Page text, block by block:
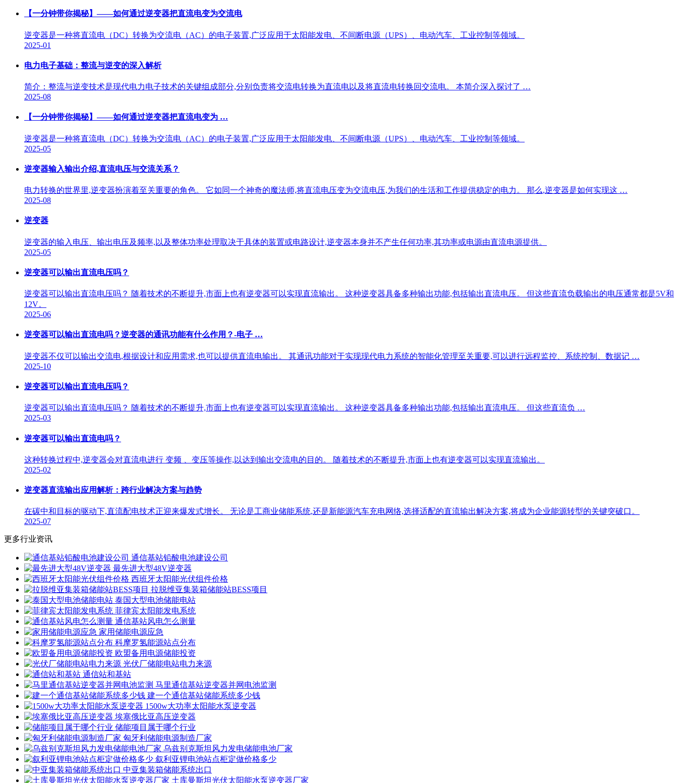
【一分钟带你揭秘】——如何通过逆变器把直流电变为交流电
逆变器是一种将直流电（DC）转换为交流电（AC）的电子装置,广泛应用于太阳能发电、不间断电源（UPS）、电动汽车、工业控制等领域。
2025-01
电力电子基础：整流与逆变的深入解析
简介：整流与逆变技术是现代电力电子技术的关键组成部分,分别负责将交流电转换为直流电以及将直流电转换回交流电。 本简介深入探讨了 …
2025-08
【一分钟带你揭秘】——如何通过逆变器把直流电变为 …
逆变器是一种将直流电（DC）转换为交流电（AC）的电子装置,广泛应用于太阳能发电、不间断电源（UPS）、电动汽车、工业控制等领域。
2025-05
逆变器输入输出介绍,直流电压与交流关系？
电力转换的世界里,逆变器扮演着至关重要的角色。 它如同一个神奇的魔法师,将直流电压变为交流电压,为我们的生活和工作提供稳定的电力。 那么,逆变器是如何实现这 …
2025-08
逆变器
逆变器的输入电压、输出电压及频率,以及整体功率处理取决于具体的装置或电路设计,逆变器本身并不产生任何功率,其功率或电源由直流电源提供。
2025-05
逆变器可以输出直流电压吗？
逆变器可以输出直流电压吗？ 随着技术的不断提升,市面上也有逆变器可以实现直流输出。 这种逆变器具备多种输出功能,包括输出直流电压。 但这些直流负载输出的电压通常都是5V和
12V。
2025-06
逆变器可以输出直流电吗？逆变器的通讯功能有什么作用？-电子 …
逆变器不仅可以输出交流电,根据设计和应用需求,也可以提供直流电输出。 其通讯功能对于实现现代电力系统的智能化管理至关重要,可以进行远程监控、系统控制、数据记 …
2025-10
逆变器可以输出直流电压吗？
逆变器可以输出直流电压吗？ 随着技术的不断提升,市面上也有逆变器可以实现直流输出。 这种逆变器具备多种输出功能,包括输出直流电压。 但这些直流负 …
2025-03
逆变器可以输出直流电吗？
这种转换过程中,逆变器会对直流电进行 变频 、变压等操作,以达到输出交流电的目的。 随着技术的不断提升,市面上也有逆变器可以实现直流输出。
2025-02
逆变器直流输出应用解析：跨行业解决方案与趋势
在碳中和目标的驱动下,直流配电技术正迎来爆发式增长。 无论是工商业储能系统,还是新能源汽车充电网络,选择适配的直流输出解决方案,将成为企业能源转型的关键突破口。
2025-07
更多行业资讯
通信基站铅酸电池建设公司
最先进大型48V逆变器
西班牙太阳能光伏组件价格
拉脱维亚集装箱储能站BESS项目
泰国大型电池储能电站
菲律宾太阳能发电系统
通信基站风电怎么测量
家用储能电源应急
科摩罗氢能源站点分布
欧盟备用电源储能投资
光伏厂储能电站电力来源
通信站和基站
马里通信基站逆变器并网电池监测
建一个通信基站储能系统多少钱
1500w大功率太阳能水泵逆变器
埃塞俄比亚高压逆变器
储能项目属于哪个行业
匈牙利储能电源制造厂家
乌兹别克斯坦风力发电储能电池厂家
叙利亚锂电池站点柜定做价格多少
中亚集装箱储能系统出口
土库曼斯坦光伏太阳能水泵逆变器厂家